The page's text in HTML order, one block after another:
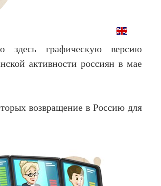
здесь графическую версию
активности россиян в мае
возвращение в Россию для